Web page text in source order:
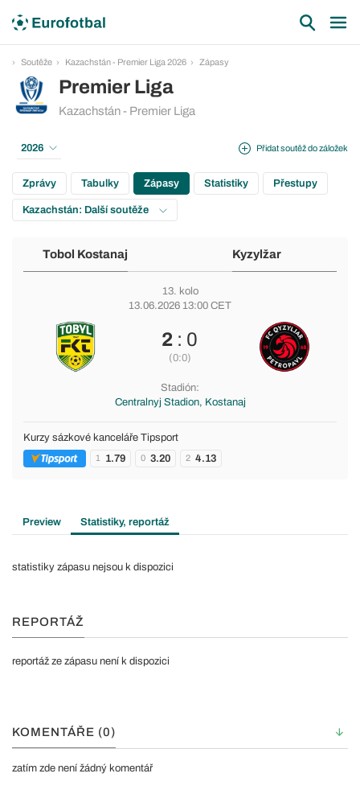
Soutěže Kazachstán - Premier Liga 2026 Zápasy
Premier Liga
Kazachstán - Premier Liga
Přidat soutěž do záložek
2026
Zprávy Tabulky Zápasy Statistiky Přestupy
Kazachstán: Další soutěže
Tobol Kostanaj Kyzylžar
13. kolo
13.06.2026 13:00 CET
2 : 0
(0:0)
Stadión:
Centralnyj Stadion, Kostanaj
Kurzy sázkové kanceláře Tipsport
1 1.79 0 3.20 2 4.13
Preview Statistiky, reportáž
statistiky zápasu nejsou k dispozici
REPORTÁŽ
reportáž ze zápasu není k dispozici
KOMENTÁŘE (0)
zatím zde není žádný komentář